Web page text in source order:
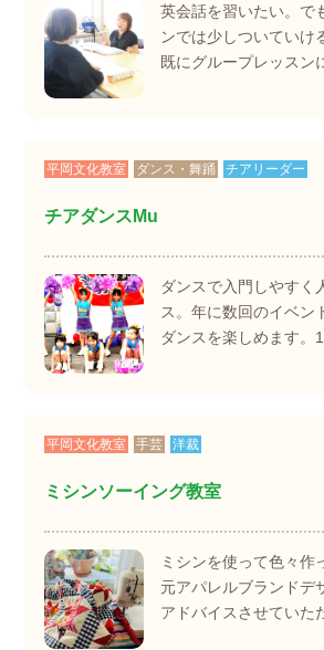
英会話を習いたい。で
ンでは少しついていけ
既にグループレッスン
平岡文化教室 ダンス・舞踊 チアリーダー
チアダンスMu
ダンスで入門しやすく
ス。年に数回のイベン
ダンスを楽しめます。
平岡文化教室 手芸 洋裁
ミシンソーイング教室
ミシンを使って色々作
元アパレルブランドデ
アドバイスさせていた